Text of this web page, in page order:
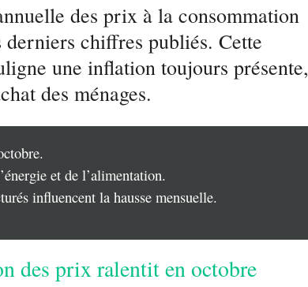
des prix à la consommation
chiffres publiés. Cette
une inflation toujours présente,
des ménages.
et de l’alimentation.
influencent la hausse mensuelle.
des prix ralentit en octobre